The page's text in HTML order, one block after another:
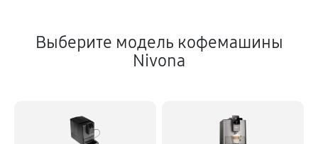
Выберите модель кофемашины
Nivona